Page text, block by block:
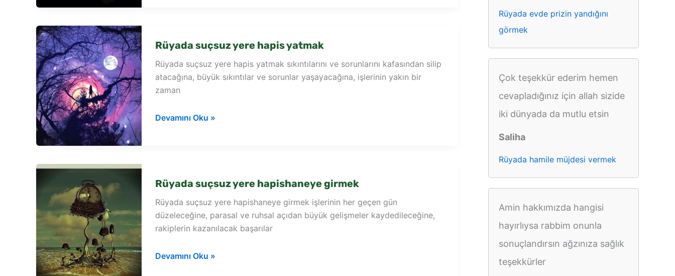
Rüyada suçsuz yere hapis yatmak
Rüyada suçsuz yere hapis yatmak sıkıntılarını ve sorunlarını kafasından silip
atacağına, büyük sıkıntılar ve sorunlar yaşayacağına, işlerinin yakın bir
zaman
Rüyada
Devamını Oku »
Rüyada suçsuz yere hapishaneye girmek
Rüyada suçsuz yere hapishaneye girmek işlerinin her geçen gün
düzeleceğine, parasal ve ruhsal açıdan büyük gelişmeler kaydedileceğine,
rakiplerin kazanılacak başarılar
Rüyada
Devamını Oku »
Rüyada evde prizin yandığını
görmek
Çok teşekkür ederim hemen
cevapladığınız için allah sizide
iki dünyada da mutlu etsin
Saliha
Rüyada hamile müjdesi vermek
Amin hakkımızda hangisi
hayırlıysa rabbim onunla
sonuçlandırsın ağzınıza sağlık
teşekkürler